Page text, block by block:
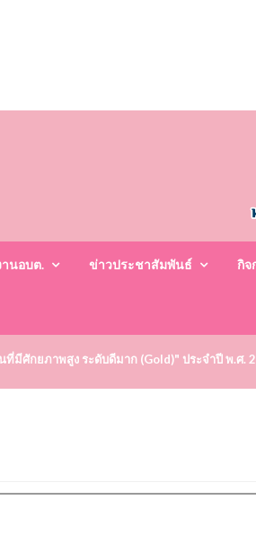
นอบต. ข่าวประชาสัมพันธ์ กิจ
ที่มีศักยภาพสูง ระดับดีมาก (Gold)" ประจำปี พ.